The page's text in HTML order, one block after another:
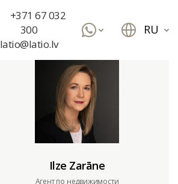
+371 67 032
300
latio@latio.lv
RU
Ilze Zarāne
Aгент по недвижимости